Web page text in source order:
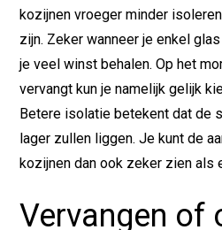
kozijnen vroeger minder
zijn. Zeker wanneer je enkel
je veel winst behalen. Op het
vervangt kun je namelijk gelijk
Betere isolatie betekent dat de
lager zullen liggen. Je kunt de
kozijnen dan ook zeker zien als
Vervangen of